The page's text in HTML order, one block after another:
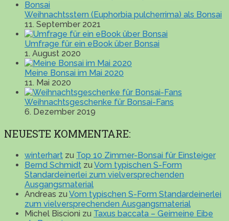
Weihnachtsstern (Euphorbia pulcherrima) als Bonsai
11. September 2021
Umfrage für ein eBook über Bonsai
1. August 2020
Meine Bonsai im Mai 2020
11. Mai 2020
Weihnachtsgeschenke für Bonsai-Fans
6. Dezember 2019
NEUESTE KOMMENTARE:
winterhart zu Top 10 Zimmer-Bonsai für Einsteiger
Bernd Schmidt zu Vom typischen S-Form
Standardeinerlei zum vielversprechenden
Ausgangsmaterial
Andreas zu Vom typischen S-Form Standardeinerlei
zum vielversprechenden Ausgangsmaterial
Michel Biscioni zu Taxus baccata – Geimeine Eibe